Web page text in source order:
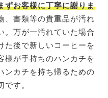
ずお客様に丁寧に謝りま
、書類等の貴重品が汚れ
。万が一汚れていた場合
た後で新しいコーヒーを
様が手持ちのハンカチを
ンカチを持ち帰るための
です。